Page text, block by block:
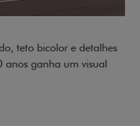
e nas laterais
dessa edição para lá de